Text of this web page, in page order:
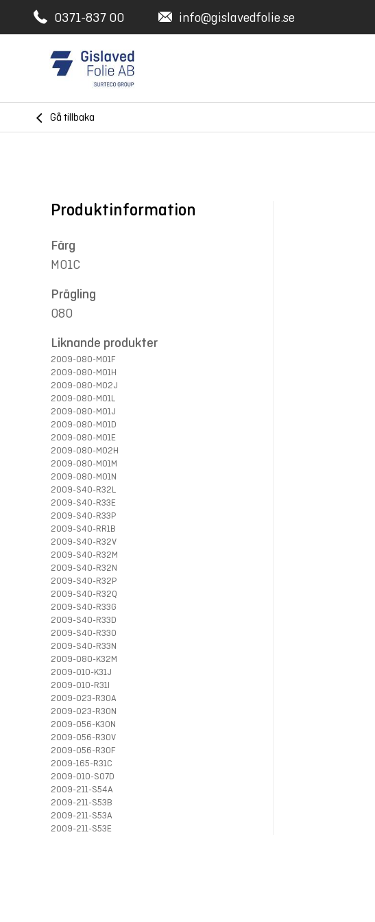
0371-837 00 info@gislavedfolie.se
Gå tillbaka
Produktinformation
Färg
M01C
Prägling
080
Liknande produkter
2009-080-M01F
2009-080-M01H
2009-080-M02J
2009-080-M01L
2009-080-M01J
2009-080-M01D
2009-080-M01E
2009-080-M02H
2009-080-M01M
2009-080-M01N
2009-S40-R32L
2009-S40-R33E
2009-S40-R33P
2009-S40-RR1B
2009-S40-R32V
2009-S40-R32M
2009-S40-R32N
2009-S40-R32P
2009-S40-R32Q
2009-S40-R33G
2009-S40-R33D
2009-S40-R33O
2009-S40-R33N
2009-080-K32M
2009-010-K31J
2009-010-R31I
2009-023-R30A
2009-023-R30N
2009-056-K30N
2009-056-R30V
2009-056-R30F
2009-165-R31C
2009-010-S07D
2009-211-S54A
2009-211-S53B
2009-211-S53A
2009-211-S53E